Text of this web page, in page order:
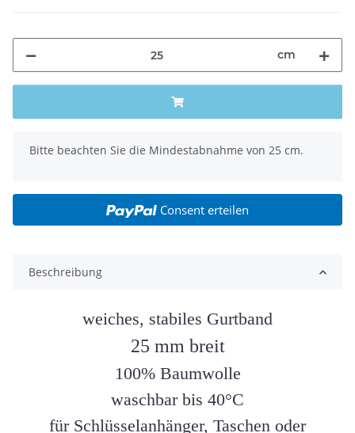
cm
x
Bitte beachten Sie die Mindestabnahme von 25 cm.
Consent erteilen
Beschreibung
weiches, stabiles Gurtband
25 mm breit
100% Baumwolle
waschbar bis 40°C
für Schlüsselanhänger, Taschen oder